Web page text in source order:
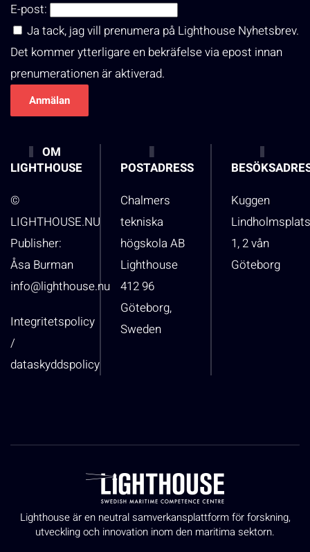
E-post:
Ja tack, jag vill prenumera på Lighthouse Nyhetsbrev.
Det kommer ytterligare en bekräfelse via epost innan
prenumerationen är aktiverad.
OM
LIGHTHOUSE
©
LIGHTHOUSE.NU
Publisher:
Åsa Burman
info@lighthouse.nu
Integritetspolicy
/
dataskyddspolicy
POSTADRESS
Chalmers
tekniska
högskola AB
Lighthouse
412 96
Göteborg,
Sweden
Kuggen
1, 2 vån
Göteborg
Lighthouse är en neutral samverkansplattform för forskning,
utveckling och innovation inom den maritima sektorn.